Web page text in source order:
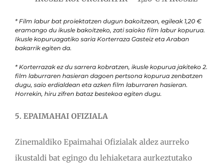
* Film labur bat proiektatzen dugun bakoitzean, egileak 1,20 €
eramango du ikusle bakoitzeko, zati saioko film labur kopurua.
Ikusle kopuruagatiko saria Korterraza Gasteiz eta Araban
bakarrik egiten da.
* Korterrazak ez du sarrera kobratzen, ikusle kopurua jakiteko 2.
film laburraren hasieran dagoen pertsona kopurua zenbatzen
dugu, saio erdialdean eta azken film laburraren hasieran.
Horrekin, hiru zifren bataz bestekoa egiten dugu.
5. EPAIMAHAI OFIZIALA
Zinemaldiko Epaimahai Ofizialak aldez aurreko
ikustaldi bat egingo du lehiaketara aurkeztutako